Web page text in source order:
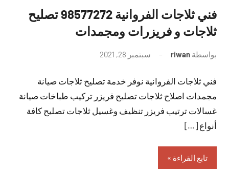
فني ثلاجات الفروانية 98577272 تصليح
ثلاجات و فريزرات ومجمدات
بواسطة riwan سبتمبر 28, 2021
تعليقات
فني ثلاجات الفروانية نوفر خدمة تصليح ثلاجات صيانة
مجمدات اصلاح ثلاجات تصليح فريزر تركيب طباخات صيانة
غسالات ترتيب فريزر تنظيف وغسيل ثلاجات تصليح كافة
أنواع […]
تابع القراءة